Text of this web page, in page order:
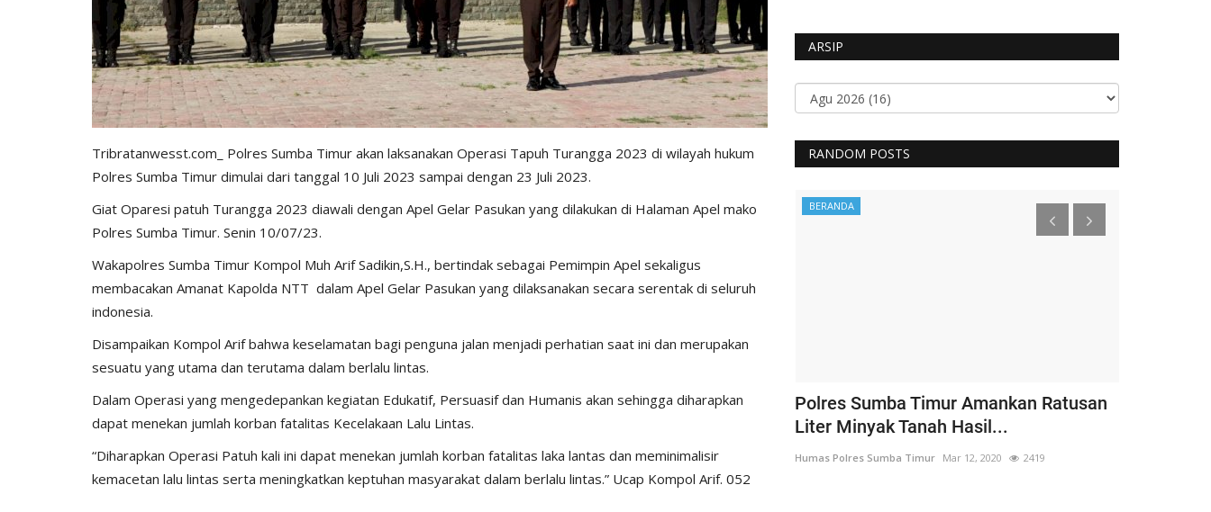
Tribratanwesst.com_ Polres Sumba Timur akan laksanakan Operasi Tapuh Turangga 2023 di wilayah hukum
Polres Sumba Timur dimulai dari tanggal 10 Juli 2023 sampai dengan 23 Juli 2023.
Giat Oparesi patuh Turangga 2023 diawali dengan Apel Gelar Pasukan yang dilakukan di Halaman Apel mako
Polres Sumba Timur. Senin 10/07/23.
Wakapolres Sumba Timur Kompol Muh Arif Sadikin,S.H., bertindak sebagai Pemimpin Apel sekaligus
membacakan Amanat Kapolda NTT dalam Apel Gelar Pasukan yang dilaksanakan secara serentak di seluruh
indonesia.
Disampaikan Kompol Arif bahwa keselamatan bagi penguna jalan menjadi perhatian saat ini dan merupakan
sesuatu yang utama dan terutama dalam berlalu lintas.
Dalam Operasi yang mengedepankan kegiatan Edukatif, Persuasif dan Humanis akan sehingga diharapkan
dapat menekan jumlah korban fatalitas Kecelakaan Lalu Lintas.
“Diharapkan Operasi Patuh kali ini dapat menekan jumlah korban fatalitas laka lantas dan meminimalisir
kemacetan lalu lintas serta meningkatkan keptuhan masyarakat dalam berlalu lintas.” Ucap Kompol Arif. 052
ARSIP
RANDOM POSTS
BERANDA
Polres Sumba Timur Terus Dukung
Ketahanan Pangan Melalui...
Humas Polres Sumba Timur Jan 16, 2025 793
Polisi Kita
Jelang Hut Polwan Ke 68, Kapolres
Sumba Timur Beri Arahan...
Humas Polres Sumba Timur Agu 23, 2016 2028
BERANDA
Polres Sumba Timur Amankan Ratusan
Liter Minyak Tanah Hasil...
Humas Polres Sumba Timur Mar 12, 2020 2419